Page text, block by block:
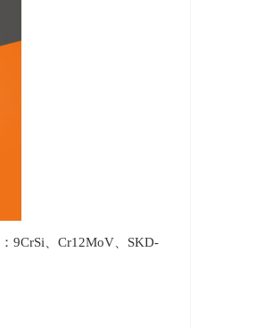
9CrSi、Cr12MoV、SKD-